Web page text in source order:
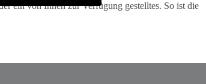
ein von Ihnen zur Verfügung gestelltes. So ist die